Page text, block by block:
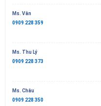
Ms. Vân
0909 228 359
Ms. Thu Lý
0909 228 373
Ms. Châu
0909 228 350